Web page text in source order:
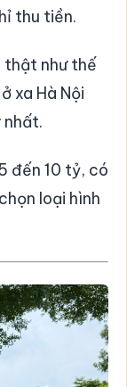
thu tiền.
thật như thế
xa Hà Nội
nhất.
đến 10 tỷ, có
loại hình